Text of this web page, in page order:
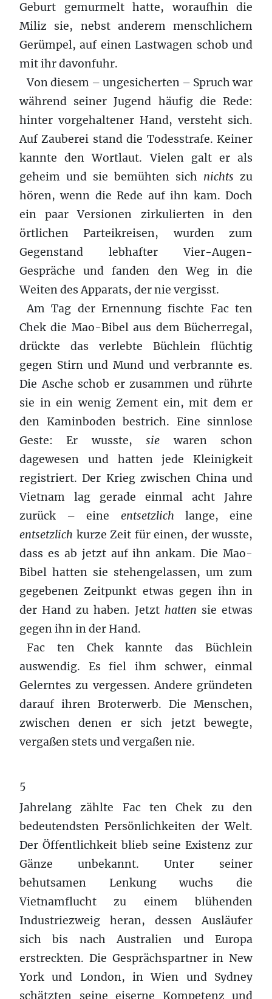
Geburt gemurmelt hatte, woraufhin die
Miliz sie, nebst anderem menschlichem
Gerümpel, auf einen Lastwagen schob und
mit ihr davonfuhr.
Von diesem – ungesicherten – Spruch war
während seiner Jugend häufig die Rede:
hinter vorgehaltener Hand, versteht sich.
Auf Zauberei stand die Todesstrafe. Keiner
kannte den Wortlaut. Vielen galt er als
geheim und sie bemühten sich nichts zu
hören, wenn die Rede auf ihn kam. Doch
ein paar Versionen zirkulierten in den
örtlichen Parteikreisen, wurden zum
Gegenstand lebhafter Vier-Augen-
Gespräche und fanden den Weg in die
Weiten des Apparats, der nie vergisst.
Am Tag der Ernennung fischte Fac ten
Chek die Mao-Bibel aus dem Bücherregal,
drückte das verlebte Büchlein flüchtig
gegen Stirn und Mund und verbrannte es.
Die Asche schob er zusammen und rührte
sie in ein wenig Zement ein, mit dem er
den Kaminboden bestrich. Eine sinnlose
Geste: Er wusste,sie waren schon
dagewesen und hatten jede Kleinigkeit
registriert. Der Krieg zwischen China und
Vietnam lag gerade einmal acht Jahre
zurück – eine entsetzlich lange, eine
entsetzlich kurze Zeit für einen, der wusste,
dass es ab jetzt auf ihn ankam. Die Mao-
Bibel hatten sie stehengelassen, um zum
gegebenen Zeitpunkt etwas gegen ihn in
der Hand zu haben. Jetzt hatten sie etwas
gegen ihn in der Hand.
Fac ten Chek kannte das Büchlein
auswendig. Es fiel ihm schwer, einmal
Gelerntes zu vergessen. Andere gründeten
darauf ihren Broterwerb. Die Menschen,
zwischen denen er sich jetzt bewegte,
vergaßen stets und vergaßen nie.
5
Jahrelang zählte Fac ten Chek zu den
bedeutendsten Persönlichkeiten der Welt.
Der Öffentlichkeit blieb seine Existenz zur
Gänze unbekannt. Unter seiner
behutsamen Lenkung wuchs die
Vietnamflucht zu einem blühenden
Industriezweig heran, dessen Ausläufer
sich bis nach Australien und Europa
erstreckten. Die Gesprächspartner in New
York und London, in Wien und Sydney
schätzten seine eiserne Kompetenz und